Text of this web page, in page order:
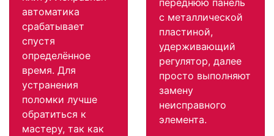
автоматика
срабатывает
спустя
определённое
время. Для
устранения
поломки лучше
обратиться к
мастеру, так как
переднюю панель
с металлической
пластиной,
удерживающий
регулятор, далее
просто выполняют
замену
неисправного
элемента.